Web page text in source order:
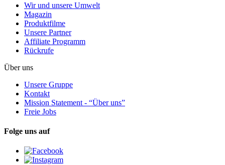
Wir und unsere Umwelt
Magazin
Produktfilme
Unsere Partner
Affiliate Programm
Rückrufe
Über uns
Unsere Gruppe
Kontakt
Mission Statement - “Über uns”
Freie Jobs
Folge uns auf